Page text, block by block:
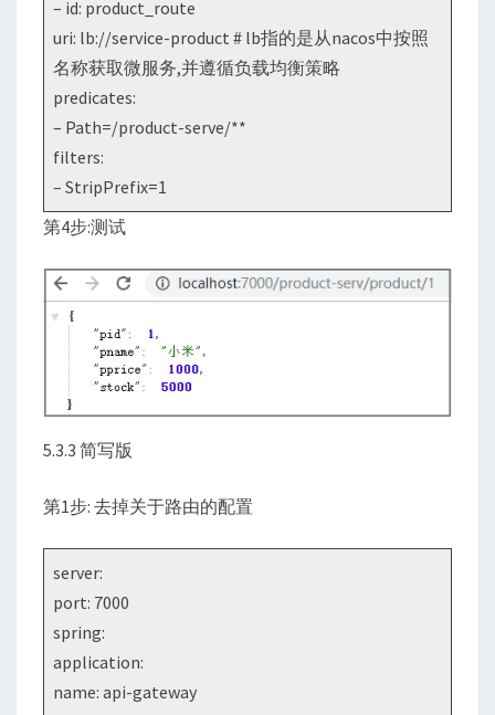
– id: product_route
uri: lb://service-product # lb指的是从nacos中按照
名称获取微服务,并遵循负载均衡策略
predicates:
– Path=/product-serve/**
filters:
– StripPrefix=1
第4步:测试
5.3.3 简写版
第1步: 去掉关于路由的配置
server:
port: 7000
spring:
application:
name: api-gateway